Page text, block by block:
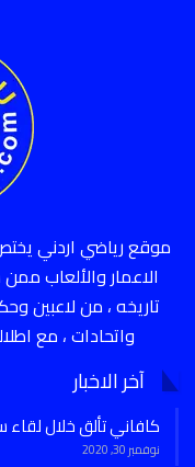
موقع رياضي اردني
تاريخه ، من لاعبين
واتحادات ، مع
آخر الاخبار
كافاني تألق خلال
نوفمبر 30, 2020